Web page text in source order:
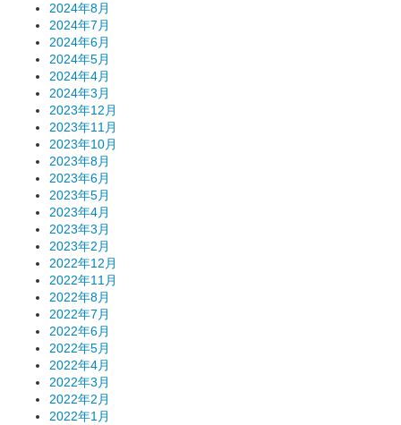
2024年8月
2024年7月
2024年6月
2024年5月
2024年4月
2024年3月
2023年12月
2023年11月
2023年10月
2023年8月
2023年6月
2023年5月
2023年4月
2023年3月
2023年2月
2022年12月
2022年11月
2022年8月
2022年7月
2022年6月
2022年5月
2022年4月
2022年3月
2022年2月
2022年1月